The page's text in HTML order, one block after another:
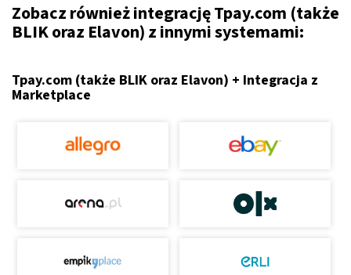
Zobacz również integrację Tpay.com (także
BLIK oraz Elavon) z innymi systemami:
Tpay.com (także BLIK oraz Elavon) + Integracja z
Marketplace